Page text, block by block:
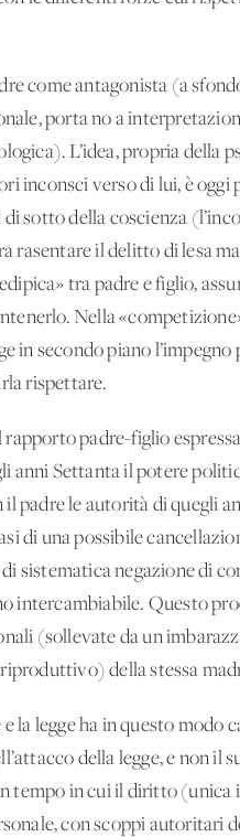
come antagonista (a
porta no a
L’idea, propria della
inconsci verso di lui, è
sotto della coscienza
rasentare il delitto di lesa
tra padre e figlio,
Nella
in secondo piano
rispettare.
padre-figlio
anni Settanta il potere
il padre le autorità di quegli
di una possibile
sistematica negazione di
intercambiabile. Questo
(sollevate da un
della stessa
la legge ha in questo
della legge, e non
tempo in cui il diritto (unica
con scoppi